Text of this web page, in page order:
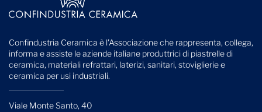
Confindustria Ceramica è l'Associazione che rappresenta, collega,
informa e assiste le aziende italiane produttrici di piastrelle di
ceramica, materiali refrattari, laterizi, sanitari, stoviglierie e
ceramica per usi industriali.
Viale Monte Santo, 40